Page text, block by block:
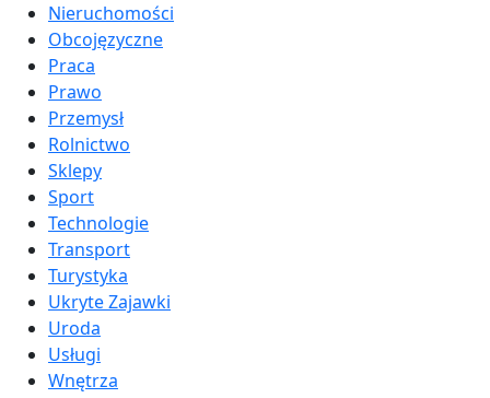
Nieruchomości
Obcojęzyczne
Praca
Prawo
Przemysł
Rolnictwo
Sklepy
Sport
Technologie
Transport
Turystyka
Ukryte Zajawki
Uroda
Usługi
Wnętrza